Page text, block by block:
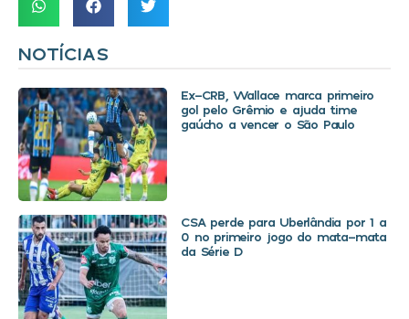
NOTÍCIAS
Ex-CRB, Wallace marca primeiro
gol pelo Grêmio e ajuda time
gaúcho a vencer o São Paulo
CSA perde para Uberlândia por 1 a
0 no primeiro jogo do mata-mata
da Série D